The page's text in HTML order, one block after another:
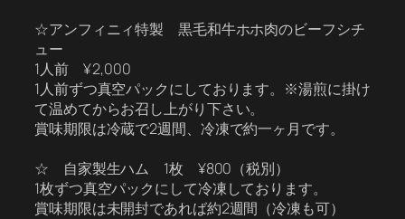
☆アンフィニィ特製 黒毛和牛ホホ肉のビーフシチ
ュー
1人前 ¥ 2,000
1人前ずつ真空パックにしております。※湯煎に掛け
て温めてからお召し上がり下さい。
賞味期限は冷蔵で2週間、冷凍で約一ヶ月です。
☆ 自家製生ハム 1枚 ¥800（税別）
1枚ずつ真空パックにして冷凍しております。
賞味期限は未開封であれば約2週間（冷凍も可）